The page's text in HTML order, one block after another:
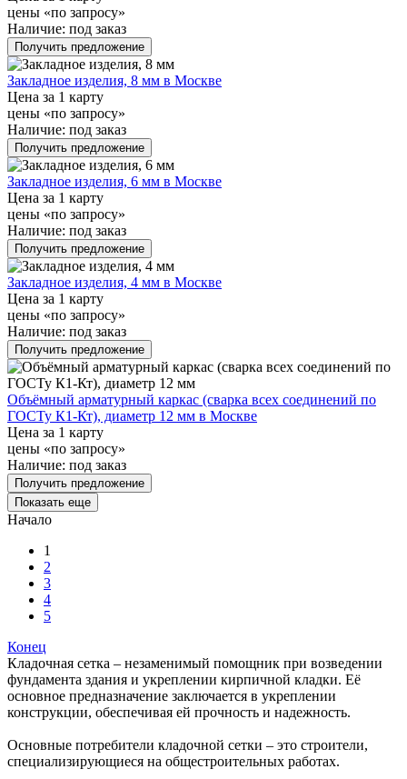
цены «по запросу»
Наличие: под заказ
Получить предложение
Закладное изделия, 8 мм в Москве
Цена за 1 карту
цены «по запросу»
Наличие: под заказ
Получить предложение
Закладное изделия, 6 мм в Москве
Цена за 1 карту
цены «по запросу»
Наличие: под заказ
Получить предложение
Закладное изделия, 4 мм в Москве
Цена за 1 карту
цены «по запросу»
Наличие: под заказ
Получить предложение
Объёмный арматурный каркас (сварка всех соединений по
ГОСТу К1-Кт), диаметр 12 мм в Москве
Цена за 1 карту
цены «по запросу»
Наличие: под заказ
Получить предложение
Показать еще
Начало
1
2
3
4
5
Конец
Кладочная сетка – незаменимый помощник при возведении
фундамента здания и укреплении кирпичной кладки. Её
основное предназначение заключается в укреплении
конструкции, обеспечивая ей прочность и надежность.
Основные потребители кладочной сетки – это строители,
специализирующиеся на общестроительных работах.